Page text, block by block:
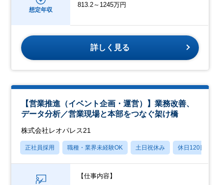
想定年収
813.2～1245万円
詳しく見る
【営業推進（イベント企画・運営）】業務改善、
データ分析／営業現場と本部をつなぐ架け橋
株式会社レオパレス21
正社員採用 職種・業界未経験OK 土日祝休み 休日120日以上
【仕事内容】